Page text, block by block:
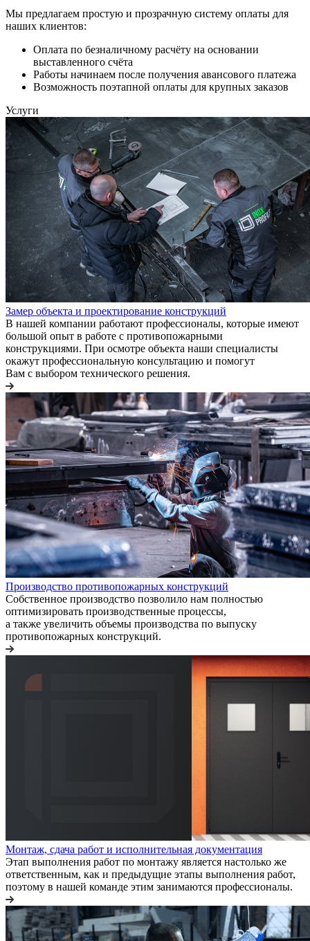
Мы предлагаем простую и прозрачную систему оплаты для
наших клиентов:
Оплата по безналичному расчёту на основании
выставленного счёта
Работы начинаем после получения авансового платежа
Возможность поэтапной оплаты для крупных заказов
Услуги
Замер объекта и проектирование конструкций
В нашей компании работают профессионалы, которые имеют
большой опыт в работе с противопожарными
конструкциями. При осмотре объекта наши специалисты
окажут профессиональную консультацию и помогут
Вам с выбором технического решения.
Производство противопожарных конструкций
Собственное производство позволило нам полностью
оптимизировать производственные процессы,
а также увеличить объемы производства по выпуску
противопожарных конструкций.
Монтаж, сдача работ и исполнительная документация
Этап выполнения работ по монтажу является настолько же
ответственным, как и предыдущие этапы выполнения работ,
поэтому в нашей команде этим занимаются профессионалы.